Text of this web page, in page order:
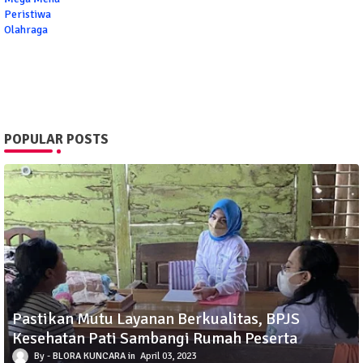
Peristiwa
Olahraga
POPULAR POSTS
Pastikan Mutu Layanan Berkualitas, BPJS
Kesehatan Pati Sambangi Rumah Peserta
BLORA KUNCARA April 03, 2023